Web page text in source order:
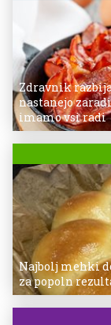
Zdravnik
nastanejo
imamo vsi radi
Najbolj mehki
za popoln